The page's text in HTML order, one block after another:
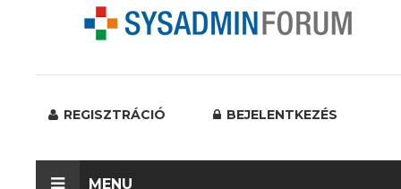
REGISZTRÁCIÓ BEJELENTKEZÉS
MENU